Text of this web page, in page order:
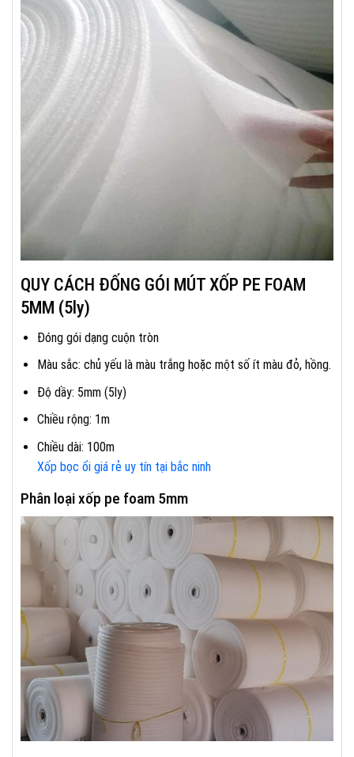
QUY CÁCH ĐỐNG GÓI MÚT XỐP PE FOAM
5MM (5ly)
Đóng gói dạng cuộn tròn
Màu sắc: chủ yếu là màu trắng hoặc một số ít màu đỏ, hồng.
Độ dầy: 5mm (5ly)
Chiều rộng: 1m
Chiều dài: 100m
Xốp bọc ổi giá rẻ uy tín tại bắc ninh
Phân loại xốp pe foam 5mm